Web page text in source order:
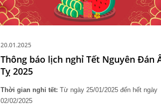
20.01.2025
Thông báo lịch nghỉ Tết Nguyên Đán
Tỵ 2025
Thời gian nghỉ tết: Từ ngày 25/01/2025 đến hết ngày
02/02/2025